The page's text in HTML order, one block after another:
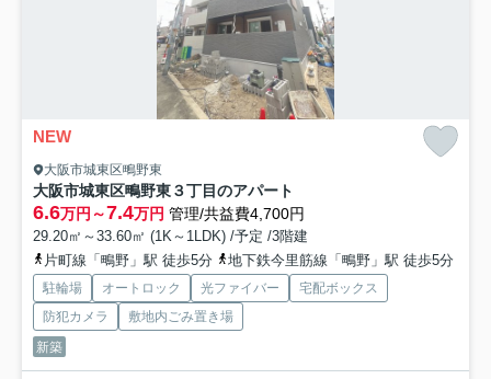
NEW
大阪市城東区鴫野東
大阪市城東区鴫野東３丁目のアパート
6.6万円～7.4万円 管理/共益費4,700円
29.20㎡～33.60㎡ (1K～1LDK) /予定 /3階建
片町線「鴫野」駅 徒歩5分
地下鉄今里筋線「鴫野」駅 徒歩5分
駐輪場 オートロック 光ファイバー
宅配ボックス
防犯カメラ
敷地内ごみ置き場
新築